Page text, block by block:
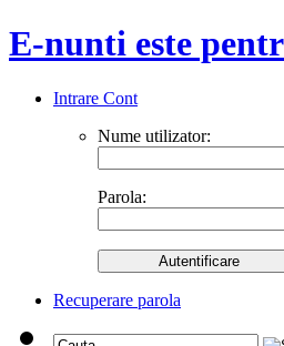
E-nunti este
Intrare Cont
Nume utilizator:
Parola:
Recuperare parola